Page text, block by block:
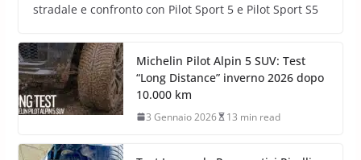
stradale e confronto con Pilot Sport 5 e Pilot Sport S5
Michelin Pilot Alpin 5 SUV: Test
“Long Distance” inverno 2026 dopo
10.000 km
3 Gennaio 2026 13 min read